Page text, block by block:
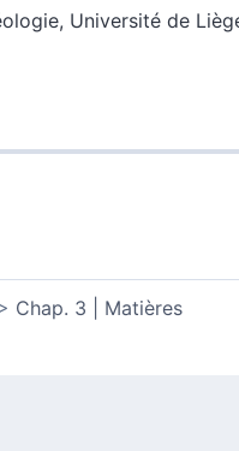
Université de
Chap. 3 | Matières